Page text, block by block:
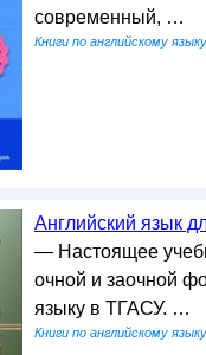
современный, …
Книги по английскому языку
Английский язык
— Настоящее
очной и заочной
языку в ТГАСУ. …
Книги по английскому языку